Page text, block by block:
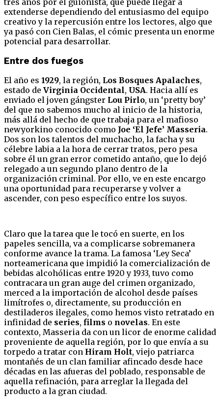
extenderse dependiendo del entusiasmo del equipo
creativo y la repercusión entre los lectores, algo que
ya pasó con Cien Balas, el cómic presenta un enorme
potencial para desarrollar.
Entre dos fuegos
El año es 1929, la región, Los Bosques Apalaches,
estado de Virginia Occidental, USA. Hacia allí es
enviado el joven gángster Lou Pirlo, un ‘pretty boy’
del que no sabemos mucho al inicio de la historia,
más allá del hecho de que trabaja para el mafioso
newyorkino conocido como Joe ‘El Jefe’ Masseria.
Dos son los talentos del muchacho, la facha y su
célebre labia a la hora de cerrar tratos, pero pesa
sobre él un gran error cometido antaño, que lo dejó
relegado a un segundo plano dentro de la
organización criminal. Por ello, ve en este encargo
una oportunidad para recuperarse y volver a
ascender, con peso específico entre los suyos.
Claro que la tarea que le tocó en suerte, en los
papeles sencilla, va a complicarse sobremanera
conforme avance la trama. La famosa ‘Ley Seca’
norteamericana que impidió la comercialización de
bebidas alcohólicas entre 1920 y 1933, tuvo como
contracara un gran auge del crimen organizado,
merced a la importación de alcohol desde países
limítrofes o, directamente, su producción en
destiladeros ilegales, como hemos visto retratado en
infinidad de series, films o novelas. En este
contexto, Masseria da con un licor de enorme calidad
proveniente de aquella región, por lo que envía a su
torpedo a tratar con Hiram Holt, viejo patriarca
montañés de un clan familiar afincado desde hace
décadas en las afueras del poblado, responsable de
aquella refinación, para arreglar la llegada del
producto a la gran ciudad.